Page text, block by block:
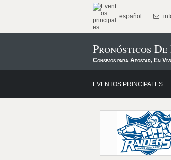
español
Pronósticos
Consejos para Apostar, En
EVENTOS PRINCIPALES